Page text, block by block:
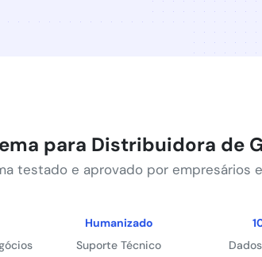
para Distribuidora de
testado e aprovado por empresários
Humanizado
Suporte Técnico